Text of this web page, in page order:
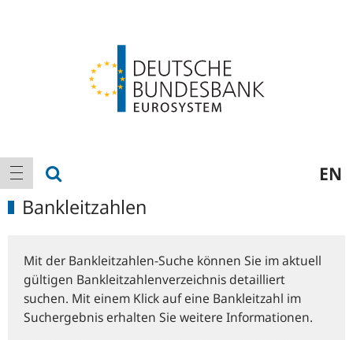
Hauptnavigation
Navigation anzeigen EN
Bankleitzahlen
Mit der Bankleitzahlen-Suche können Sie im aktuell
gültigen Bankleitzahlenverzeichnis detailliert
suchen. Mit einem Klick auf eine Bankleitzahl im
Suchergebnis erhalten Sie weitere Informationen.